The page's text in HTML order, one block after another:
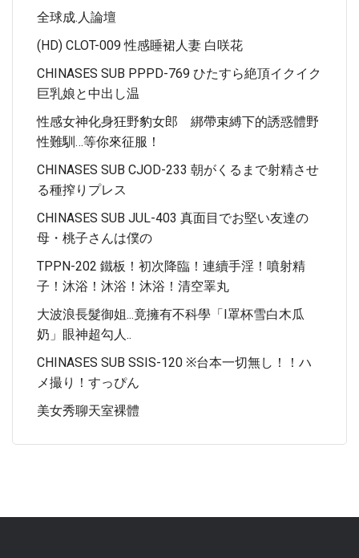
全球成.人論壇
(HD) CLOT-009 性感睡裙人妻 白咲花
CHINASES SUB PPPD-769 ひたすら絶頂イクイク
巨乳娘と中出し温
性感女神化身狂野豹女郎 綁帶束縛下的誘惑體野
性難馴…等你來征服！
CHINASES SUB CJOD-233 朝がくるまで射精させ
る種搾りプレス
CHINASES SUB JUL-403 真面目でお堅い友達の
母・桃子さんは僕の
TPPN-202 鐵板！初次降臨！連續手淫！噴射精
子！沐浴！沐浴！沐浴！清空睪丸
大波浪長髮御姐...竟擁有不科學「I罩杯雪白木瓜
奶」眼神超勾人..
CHINASES SUB SSIS-120 ※台本一切無し！！ハ
メ撮り！すっぴん
美女秀聊天室裸體